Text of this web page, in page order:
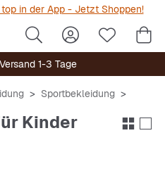
in der App - Jetzt Shoppen!
1-3 Tage
Sportbekleidung
Kinder